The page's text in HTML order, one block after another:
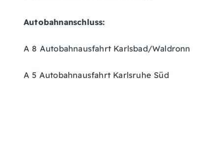
Autobahnanschluss:
A 8 Autobahnausfahrt Karlsbad/Waldronn
A 5 Autobahnausfahrt Karlsruhe Süd